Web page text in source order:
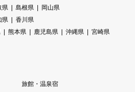
県 島根県
岡山県
県
香川県
熊本県 鹿児島県 沖縄県
宮崎県
旅館・温泉宿